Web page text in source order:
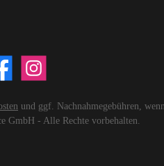
und ggf. Nachnahmegebühren,
GmbH - Alle Rechte vorbehalten.